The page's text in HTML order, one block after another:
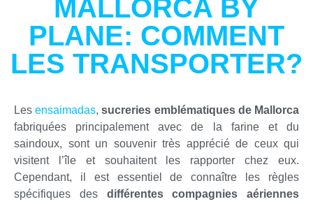
MALLORCA BY
PLANE: COMMENT
LES TRANSPORTER?
Lesensaimadas,sucreries emblématiques de Mallorca
fabriquées principalement avec de la farine et du
saindoux, sont un souvenir très apprécié de ceux qui
visitent l’île et souhaitent les rapporter chez eux.
Cependant, il est essentiel de connaître les règles
spécifiques des différentes compagnies aériennes